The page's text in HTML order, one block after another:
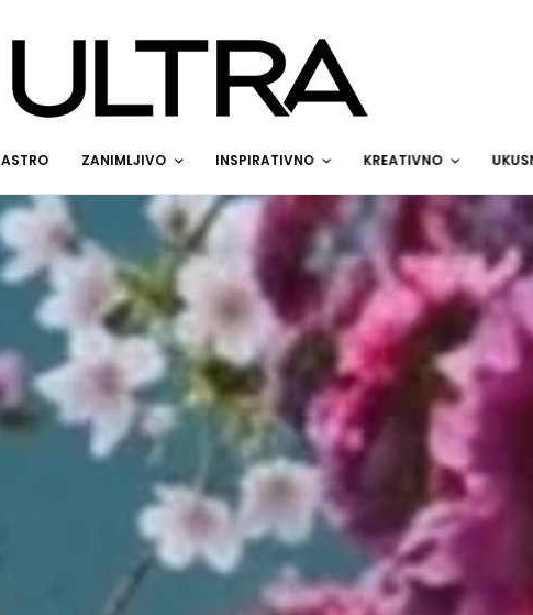
ASTRO ZANIMLJIVO INSPIRATIVNO KREATIVNO